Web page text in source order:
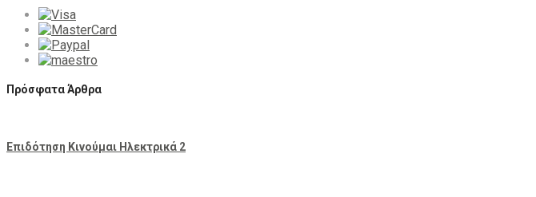
Πρόσφατα Άρθρα
Επιδότηση Κινούμαι Ηλεκτρικά 2